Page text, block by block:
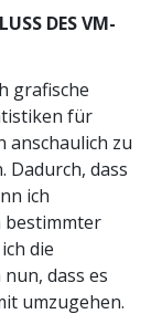
DES VM-
grafische
für
anschaulich zu
Dadurch, dass
ich
bestimmter
die
dass es
umzugehen.